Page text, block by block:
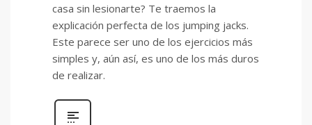
casa sin lesionarte? Te traemos la
explicación perfecta de los jumping jacks.
Este parece ser uno de los ejercicios más
simples y, aún así, es uno de los más duros
de realizar.